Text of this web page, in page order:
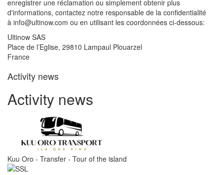
enregistrer une réclamation ou simplement obtenir plus
d'informations, contactez notre responsable de la confidentialité
à info@ultinow.com ou en utilisant les coordonnées ci-dessous:
Ultinow SAS
Place de l’Eglise, 29810 Lampaul Plouarzel
France
Activity news
Activity news
Kuu Oro - Transfer - Tour of the island